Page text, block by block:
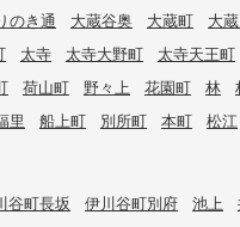
のき通 大蔵谷奥 大蔵町 大
太寺 太寺大野町 太寺天王町
荷山町 野々上 花園町 林
里 船上町 別所町 本町 松江
谷町長坂 伊川谷町別府 池上